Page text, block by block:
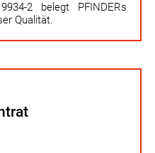
2 belegt PFINDERs
Qualität.